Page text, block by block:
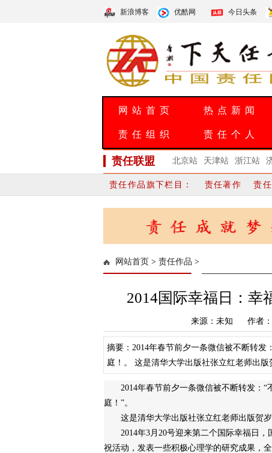
新浪博客 优酷网 今日头条
网站首页 热点新闻
责任组织 责任个人
责任联盟 北京站 天津站 浙江站
责任作品旗下栏目： 责任著作 责
网站首页 > 责任作品 >
2014国际幸福日：幸
来源：未知 作者
摘要：2014年春节前夕一条微信被不断转
庭！。 这是清华大学出版社张立红老师出
2014年春节前夕一条微信被不断转发：“
庭！”。
这是清华大学出版社张立红老师出版贺岁
2014年3月20号迎来第二个国际幸福日，
祝活动，发表一些积极心理学的研究成果，